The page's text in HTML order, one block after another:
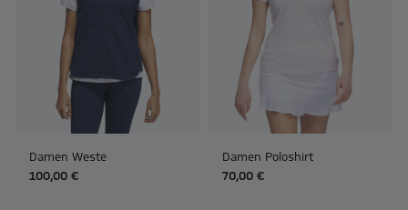
Damen Weste
100,00 €
Damen Poloshirt
70,00 €